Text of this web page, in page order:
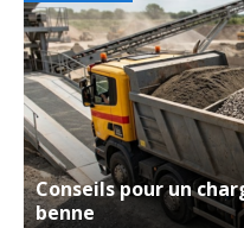
Conseils pour un
benne